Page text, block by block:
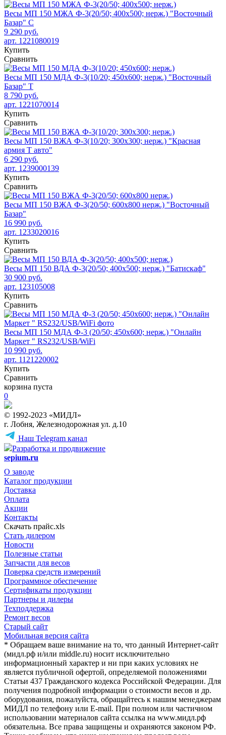
Весы МП 150 МЖА Ф-3(20/50; 400х500; нерж.) "Восточный
Базар" С
9 290 руб.
арт. 1221080019
Купить
Сравнить
Весы МП 150 МДА Ф-3(10/20; 450х600; нерж.) "Восточный
Базар" Т
8 790 руб.
арт. 1221070014
Купить
Сравнить
Весы МП 150 ВЖА Ф-3(10/20; 300х300; нерж.) "Красная
армия Т авто"
6 290 руб.
арт. 1239000139
Купить
Сравнить
Весы МП 150 ВЖА Ф-3(20/50; 600х800 нерж.) "Восточный
Базар"
16 990 руб.
арт. 1233020016
Купить
Сравнить
Весы МП 150 ВДА Ф-3(20/50; 400х500; нерж.) "Батискаф"
30 900 руб.
арт. 123105008
Купить
Сравнить
Весы МП 150 МДА Ф-3 (20/50; 450х600; нерж.) "Онлайн
Маркет " RS232/USB/WiFi
10 990 руб.
арт. 1121220002
Купить
Сравнить
корзина пуста
0
© 1992-2023 «МИДЛ»
г. Лобня, Железнодорожная ул. д.10
Наш Telegram канал
Разработка и продвижение
sepium.ru
О заводе
Каталог продукции
Доставка
Оплата
Акции
Контакты
Скачать прайс.xls
Стать дилером
Новости
Полезные статьи
Запчасти для весов
Поверка средств измерений
Программное обеспечение
Сертификаты продукции
Партнеры и дилеры
Техподдержка
Ремонт весов
Старый сайт
Мобильная версия сайта
* Обращаем ваше внимание на то, что данный Интернет-сайт
(мидл.рф и/или middle.ru) носит исключительно
информационный характер и ни при каких условиях не
является публичной офертой, определяемой положениями
Статьи 437 Гражданского кодекса Российской Федерации. Для
получения подробной информации о стоимости весов и др.
оборудования, пожалуйста, обращайтесь к нашим менеджерам
МИДЛ по телефону или E-mail. При полном или частичном
использовании материалов сайта ссылка на www.мидл.рф
обязательна. Все права защищены и охраняются законом РФ.